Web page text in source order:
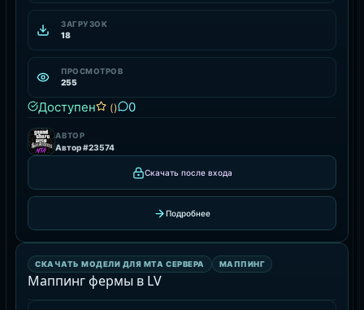
ЗАГРУЗОК
18
ПРОСМОТРОВ
255
Доступен () 0
АВТОР
Автор #23574
Скачать после входа
Подробнее
РЕСУРС
СКАЧАТЬ МОДЕЛИ ДЛЯ MTA СЕРВЕРА МАППИНГ
Маппинг фермы в LV